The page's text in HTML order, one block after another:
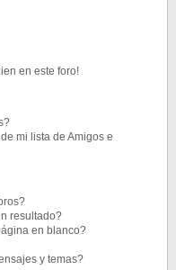
en este foro!
mi lista de Amigos e
resultado?
en blanco?
y temas?